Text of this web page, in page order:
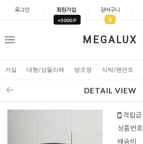
로그인 회원가입
+3000 P
장바구니
0
MEGALUX
메
거실 대형/샹들리에 방조명 식탁/팬던트
DETAIL VIEW
적립금
상품번호
배송비